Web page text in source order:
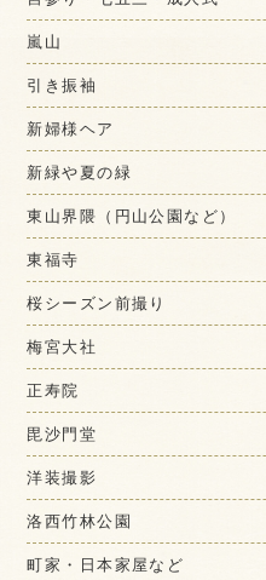
嵐山
引き振袖
新婦様ヘア
新緑や夏の緑
東山界隈（円山公園など）
東福寺
桜シーズン前撮り
梅宮大社
正寿院
毘沙門堂
洋装撮影
洛西竹林公園
町家・日本家屋など